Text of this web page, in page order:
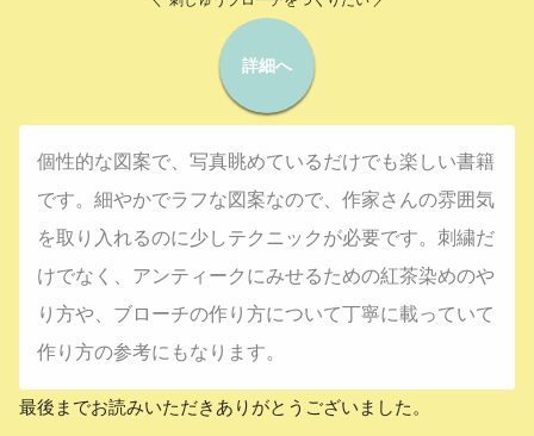
詳細へ
個性的な図案で、写真眺めているだけでも楽しい書籍
です。細やかでラフな図案なので、作家さんの雰囲気
を取り入れるのに少しテクニックが必要です。刺繍だ
けでなく、アンティークにみせるための紅茶染めのや
り方や、ブローチの作り方について丁寧に載っていて
作り方の参考にもなります。
最後までお読みいただきありがとうございました。